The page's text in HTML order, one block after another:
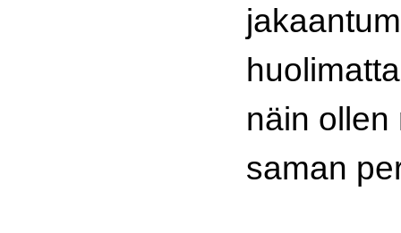
näin ollen
saman